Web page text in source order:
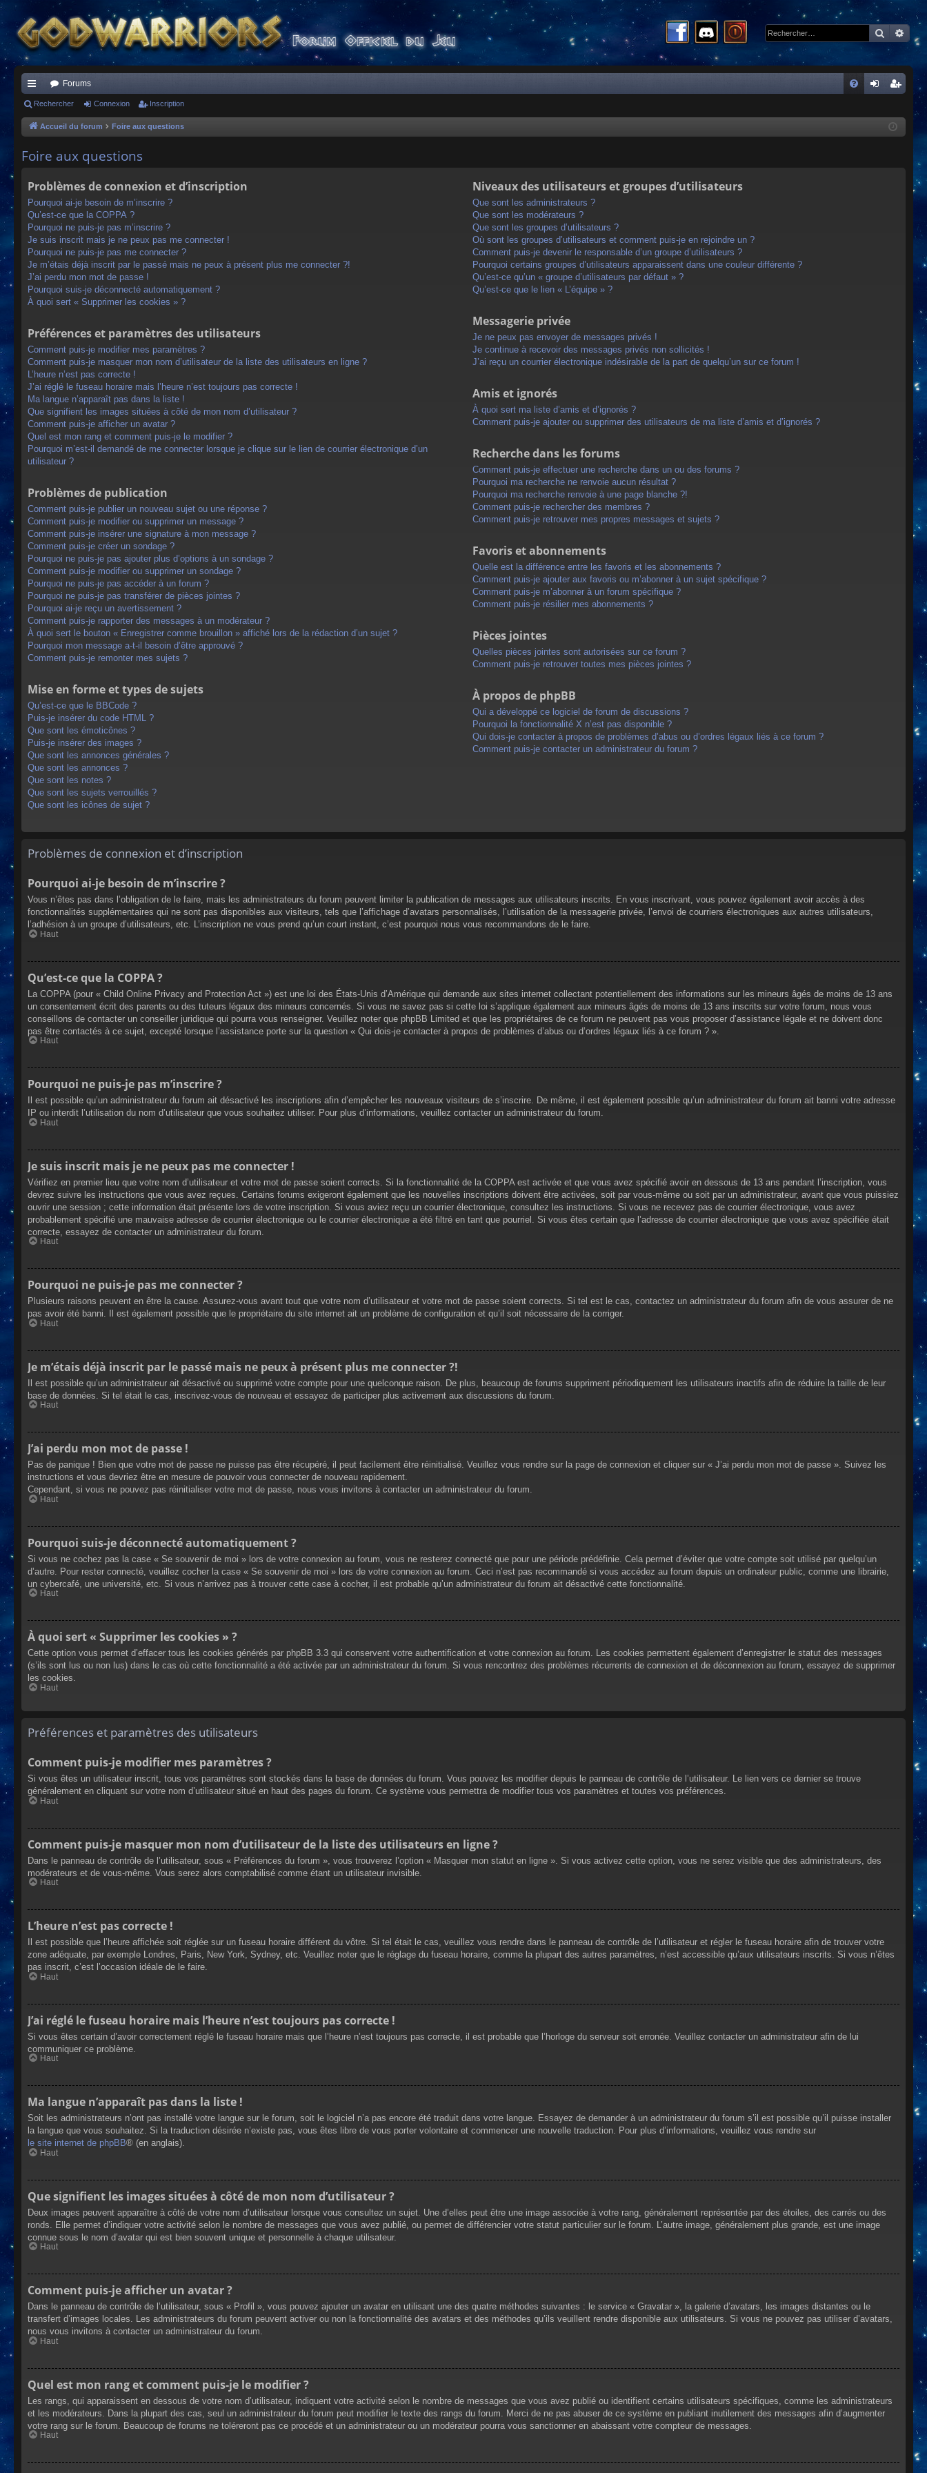
ac
co
s
Forums
cri
Rechercher Connexion Inscription
Accueil du forum Foire aux questions
Foire aux questions
Problèmes de connexion et d’inscription
Pourquoi ai-je besoin de m’inscrire ?
Qu’est-ce que la COPPA ?
Pourquoi ne puis-je pas m’inscrire ?
Je suis inscrit mais je ne peux pas me connecter !
Pourquoi ne puis-je pas me connecter ?
Je m’étais déjà inscrit par le passé mais ne peux à présent plus me connecter ?!
J’ai perdu mon mot de passe !
Pourquoi suis-je déconnecté automatiquement ?
À quoi sert « Supprimer les cookies » ?
Préférences et paramètres des utilisateurs
Comment puis-je modifier mes paramètres ?
Comment puis-je masquer mon nom d’utilisateur de la liste des utilisateurs en ligne ?
L’heure n’est pas correcte !
J’ai réglé le fuseau horaire mais l’heure n’est toujours pas correcte !
Ma langue n’apparaît pas dans la liste !
Que signifient les images situées à côté de mon nom d’utilisateur ?
Comment puis-je afficher un avatar ?
Quel est mon rang et comment puis-je le modifier ?
Pourquoi m’est-il demandé de me connecter lorsque je clique sur le lien de courrier électronique d’un
utilisateur ?
Problèmes de publication
Comment puis-je publier un nouveau sujet ou une réponse ?
Comment puis-je modifier ou supprimer un message ?
Comment puis-je insérer une signature à mon message ?
Comment puis-je créer un sondage ?
Pourquoi ne puis-je pas ajouter plus d’options à un sondage ?
Comment puis-je modifier ou supprimer un sondage ?
Pourquoi ne puis-je pas accéder à un forum ?
Pourquoi ne puis-je pas transférer de pièces jointes ?
Pourquoi ai-je reçu un avertissement ?
Comment puis-je rapporter des messages à un modérateur ?
À quoi sert le bouton « Enregistrer comme brouillon » affiché lors de la rédaction d’un sujet ?
Pourquoi mon message a-t-il besoin d’être approuvé ?
Comment puis-je remonter mes sujets ?
Mise en forme et types de sujets
Qu’est-ce que le BBCode ?
Puis-je insérer du code HTML ?
Que sont les émoticônes ?
Puis-je insérer des images ?
Que sont les annonces générales ?
Que sont les annonces ?
Que sont les notes ?
Que sont les sujets verrouillés ?
Que sont les icônes de sujet ?
Niveaux des utilisateurs et groupes d’utilisateurs
Que sont les administrateurs ?
Que sont les modérateurs ?
Que sont les groupes d’utilisateurs ?
Où sont les groupes d’utilisateurs et comment puis-je en rejoindre un ?
Comment puis-je devenir le responsable d’un groupe d’utilisateurs ?
Pourquoi certains groupes d’utilisateurs apparaissent dans une couleur différente ?
Qu’est-ce qu’un « groupe d’utilisateurs par défaut » ?
Qu’est-ce que le lien « L’équipe » ?
Messagerie privée
Je ne peux pas envoyer de messages privés !
Je continue à recevoir des messages privés non sollicités !
J’ai reçu un courrier électronique indésirable de la part de quelqu’un sur ce forum !
Amis et ignorés
À quoi sert ma liste d’amis et d’ignorés ?
Comment puis-je ajouter ou supprimer des utilisateurs de ma liste d’amis et d’ignorés ?
Recherche dans les forums
Comment puis-je effectuer une recherche dans un ou des forums ?
Pourquoi ma recherche ne renvoie aucun résultat ?
Pourquoi ma recherche renvoie à une page blanche ?!
Comment puis-je rechercher des membres ?
Comment puis-je retrouver mes propres messages et sujets ?
Favoris et abonnements
Quelle est la différence entre les favoris et les abonnements ?
Comment puis-je ajouter aux favoris ou m’abonner à un sujet spécifique ?
Comment puis-je m’abonner à un forum spécifique ?
Comment puis-je résilier mes abonnements ?
Pièces jointes
Quelles pièces jointes sont autorisées sur ce forum ?
Comment puis-je retrouver toutes mes pièces jointes ?
À propos de phpBB
Qui a développé ce logiciel de forum de discussions ?
Pourquoi la fonctionnalité X n’est pas disponible ?
Qui dois-je contacter à propos de problèmes d’abus ou d’ordres légaux liés à ce forum ?
Comment puis-je contacter un administrateur du forum ?
Problèmes de connexion et d’inscription
Pourquoi ai-je besoin de m’inscrire ?
Vous n’êtes pas dans l’obligation de le faire, mais les administrateurs du forum peuvent limiter la publication de messages aux utilisateurs inscrits. En vous inscrivant, vous pouvez également avoir accès à des
fonctionnalités supplémentaires qui ne sont pas disponibles aux visiteurs, tels que l’affichage d’avatars personnalisés, l’utilisation de la messagerie privée, l’envoi de courriers électroniques aux autres utilisateurs,
l’adhésion à un groupe d’utilisateurs, etc. L’inscription ne vous prend qu’un court instant, c’est pourquoi nous vous recommandons de le faire.
Haut
Qu’est-ce que la COPPA ?
La COPPA (pour « Child Online Privacy and Protection Act ») est une loi des États-Unis d’Amérique qui demande aux sites internet collectant potentiellement des informations sur les mineurs âgés de moins de 13 ans
un consentement écrit des parents ou des tuteurs légaux des mineurs concernés. Si vous ne savez pas si cette loi s’applique également aux mineurs âgés de moins de 13 ans inscrits sur votre forum, nous vous
conseillons de contacter un conseiller juridique qui pourra vous renseigner. Veuillez noter que phpBB Limited et que les propriétaires de ce forum ne peuvent pas vous proposer d’assistance légale et ne doivent donc
pas être contactés à ce sujet, excepté lorsque l’assistance porte sur la question « Qui dois-je contacter à propos de problèmes d’abus ou d’ordres légaux liés à ce forum ? ».
Haut
Pourquoi ne puis-je pas m’inscrire ?
Il est possible qu’un administrateur du forum ait désactivé les inscriptions afin d’empêcher les nouveaux visiteurs de s’inscrire. De même, il est également possible qu’un administrateur du forum ait banni votre adresse
IP ou interdit l’utilisation du nom d’utilisateur que vous souhaitez utiliser. Pour plus d’informations, veuillez contacter un administrateur du forum.
Haut
Je suis inscrit mais je ne peux pas me connecter !
Vérifiez en premier lieu que votre nom d’utilisateur et votre mot de passe soient corrects. Si la fonctionnalité de la COPPA est activée et que vous avez spécifié avoir en dessous de 13 ans pendant l’inscription, vous
devrez suivre les instructions que vous avez reçues. Certains forums exigeront également que les nouvelles inscriptions doivent être activées, soit par vous-même ou soit par un administrateur, avant que vous puissiez
ouvrir une session ; cette information était présente lors de votre inscription. Si vous aviez reçu un courrier électronique, consultez les instructions. Si vous ne recevez pas de courrier électronique, vous avez
probablement spécifié une mauvaise adresse de courrier électronique ou le courrier électronique a été filtré en tant que pourriel. Si vous êtes certain que l’adresse de courrier électronique que vous avez spécifiée était
correcte, essayez de contacter un administrateur du forum.
Haut
Pourquoi ne puis-je pas me connecter ?
Plusieurs raisons peuvent en être la cause. Assurez-vous avant tout que votre nom d’utilisateur et votre mot de passe soient corrects. Si tel est le cas, contactez un administrateur du forum afin de vous assurer de ne
pas avoir été banni. Il est également possible que le propriétaire du site internet ait un problème de configuration et qu’il soit nécessaire de la corriger.
Haut
Je m’étais déjà inscrit par le passé mais ne peux à présent plus me connecter ?!
Il est possible qu’un administrateur ait désactivé ou supprimé votre compte pour une quelconque raison. De plus, beaucoup de forums suppriment périodiquement les utilisateurs inactifs afin de réduire la taille de leur
base de données. Si tel était le cas, inscrivez-vous de nouveau et essayez de participer plus activement aux discussions du forum.
Haut
J’ai perdu mon mot de passe !
Pas de panique ! Bien que votre mot de passe ne puisse pas être récupéré, il peut facilement être réinitialisé. Veuillez vous rendre sur la page de connexion et cliquer sur « J’ai perdu mon mot de passe ». Suivez les
instructions et vous devriez être en mesure de pouvoir vous connecter de nouveau rapidement.
Cependant, si vous ne pouvez pas réinitialiser votre mot de passe, nous vous invitons à contacter un administrateur du forum.
Haut
Pourquoi suis-je déconnecté automatiquement ?
Si vous ne cochez pas la case « Se souvenir de moi » lors de votre connexion au forum, vous ne resterez connecté que pour une période prédéfinie. Cela permet d’éviter que votre compte soit utilisé par quelqu’un
d’autre. Pour rester connecté, veuillez cocher la case « Se souvenir de moi » lors de votre connexion au forum. Ceci n’est pas recommandé si vous accédez au forum depuis un ordinateur public, comme une librairie,
un cybercafé, une université, etc. Si vous n’arrivez pas à trouver cette case à cocher, il est probable qu’un administrateur du forum ait désactivé cette fonctionnalité.
Haut
À quoi sert « Supprimer les cookies » ?
Cette option vous permet d’effacer tous les cookies générés par phpBB 3.3 qui conservent votre authentification et votre connexion au forum. Les cookies permettent également d’enregistrer le statut des messages
(s’ils sont lus ou non lus) dans le cas où cette fonctionnalité a été activée par un administrateur du forum. Si vous rencontrez des problèmes récurrents de connexion et de déconnexion au forum, essayez de supprimer
les cookies.
Haut
Préférences et paramètres des utilisateurs
Comment puis-je modifier mes paramètres ?
Si vous êtes un utilisateur inscrit, tous vos paramètres sont stockés dans la base de données du forum. Vous pouvez les modifier depuis le panneau de contrôle de l’utilisateur. Le lien vers ce dernier se trouve
généralement en cliquant sur votre nom d’utilisateur situé en haut des pages du forum. Ce système vous permettra de modifier tous vos paramètres et toutes vos préférences.
Haut
Comment puis-je masquer mon nom d’utilisateur de la liste des utilisateurs en ligne ?
Dans le panneau de contrôle de l’utilisateur, sous « Préférences du forum », vous trouverez l’option « Masquer mon statut en ligne ». Si vous activez cette option, vous ne serez visible que des administrateurs, des
modérateurs et de vous-même. Vous serez alors comptabilisé comme étant un utilisateur invisible.
Haut
L’heure n’est pas correcte !
Il est possible que l’heure affichée soit réglée sur un fuseau horaire différent du vôtre. Si tel était le cas, veuillez vous rendre dans le panneau de contrôle de l’utilisateur et régler le fuseau horaire afin de trouver votre
zone adéquate, par exemple Londres, Paris, New York, Sydney, etc. Veuillez noter que le réglage du fuseau horaire, comme la plupart des autres paramètres, n’est accessible qu’aux utilisateurs inscrits. Si vous n’êtes
pas inscrit, c’est l’occasion idéale de le faire.
Haut
J’ai réglé le fuseau horaire mais l’heure n’est toujours pas correcte !
Si vous êtes certain d’avoir correctement réglé le fuseau horaire mais que l’heure n’est toujours pas correcte, il est probable que l’horloge du serveur soit erronée. Veuillez contacter un administrateur afin de lui
communiquer ce problème.
Haut
Ma langue n’apparaît pas dans la liste !
Soit les administrateurs n’ont pas installé votre langue sur le forum, soit le logiciel n’a pas encore été traduit dans votre langue. Essayez de demander à un administrateur du forum s’il est possible qu’il puisse installer
la langue que vous souhaitez. Si la traduction désirée n’existe pas, vous êtes libre de vous porter volontaire et commencer une nouvelle traduction. Pour plus d’informations, veuillez vous rendre sur
le site internet de phpBB® (en anglais).
Haut
Que signifient les images situées à côté de mon nom d’utilisateur ?
Deux images peuvent apparaître à côté de votre nom d’utilisateur lorsque vous consultez un sujet. Une d’elles peut être une image associée à votre rang, généralement représentée par des étoiles, des carrés ou des
ronds. Elle permet d’indiquer votre activité selon le nombre de messages que vous avez publié, ou permet de différencier votre statut particulier sur le forum. L’autre image, généralement plus grande, est une image
connue sous le nom d’avatar qui est bien souvent unique et personnelle à chaque utilisateur.
Haut
Comment puis-je afficher un avatar ?
Dans le panneau de contrôle de l’utilisateur, sous « Profil », vous pouvez ajouter un avatar en utilisant une des quatre méthodes suivantes : le service « Gravatar », la galerie d’avatars, les images distantes ou le
transfert d’images locales. Les administrateurs du forum peuvent activer ou non la fonctionnalité des avatars et des méthodes qu’ils veuillent rendre disponible aux utilisateurs. Si vous ne pouvez pas utiliser d’avatars,
nous vous invitons à contacter un administrateur du forum.
Haut
Quel est mon rang et comment puis-je le modifier ?
Les rangs, qui apparaissent en dessous de votre nom d’utilisateur, indiquent votre activité selon le nombre de messages que vous avez publié ou identifient certains utilisateurs spécifiques, comme les administrateurs
et les modérateurs. Dans la plupart des cas, seul un administrateur du forum peut modifier le texte des rangs du forum. Merci de ne pas abuser de ce système en publiant inutilement des messages afin d’augmenter
votre rang sur le forum. Beaucoup de forums ne toléreront pas ce procédé et un administrateur ou un modérateur pourra vous sanctionner en abaissant votre compteur de messages.
Haut